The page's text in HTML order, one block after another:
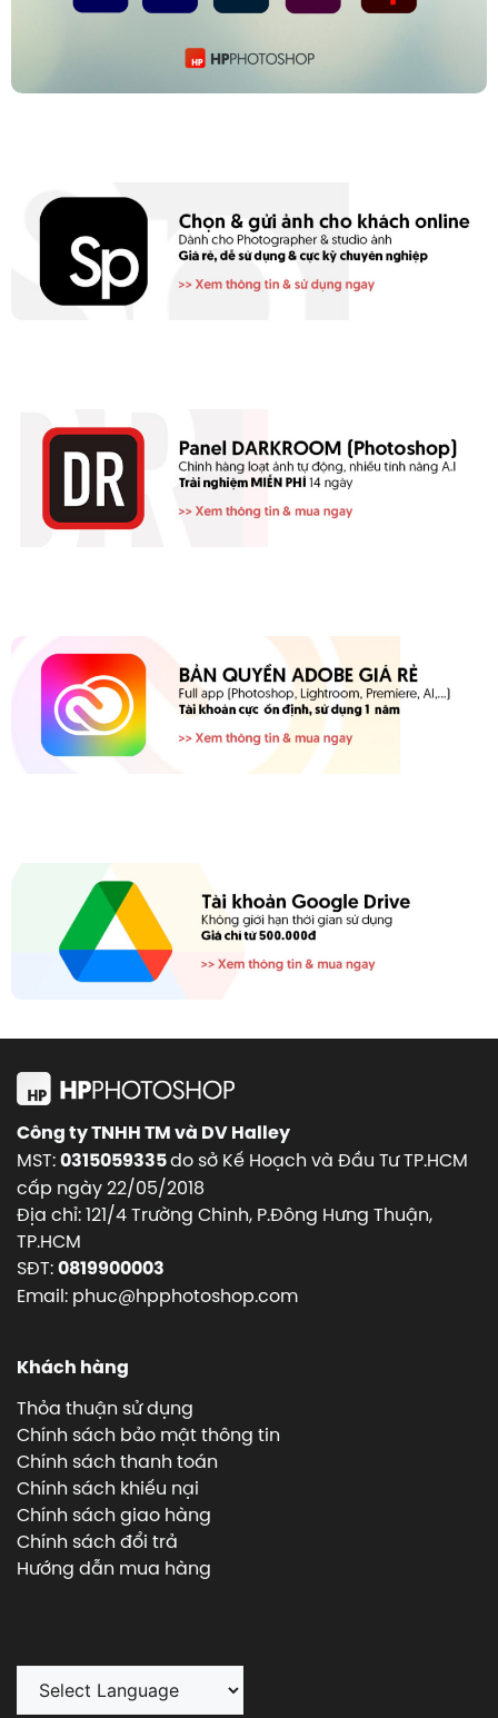
Công ty TNHH TM và DV Halley
MST:0315059335do sở Kế Hoạch và Đầu Tư TP.HCM
cấp ngày 22/05/2018
Địa chỉ: 121/4 Trường Chinh, P.Đông Hưng Thuận,
TP.HCM
SĐT:0819900003
Email: phuc@hpphotoshop.com
Khách hàng
Thỏa thuận sử dụng
Chính sách bảo mật thông tin
Chính sách thanh toán
Chính sách khiếu nại
Chính sách giao hàng
Chính sách đổi trả
Hướng dẫn mua hàng